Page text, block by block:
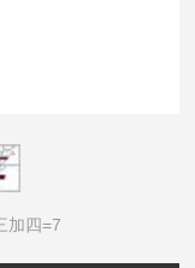
加四=7